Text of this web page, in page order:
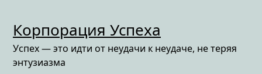
содержимому
Корпорация Успеха
Успех — это идти от неудачи к неудаче, не теряя
энтузиазма